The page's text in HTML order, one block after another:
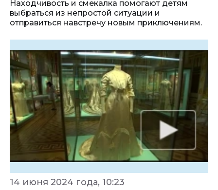
Находчивость и смекалка помогают детям
выбраться из непростой ситуации и
отправиться навстречу новым приключениям.
14 июня 2024 года, 10:23